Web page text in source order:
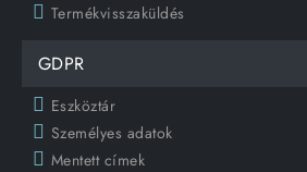
Termékvisszaküldés
GDPR
Eszköztár
Személyes adatok
Mentett címek